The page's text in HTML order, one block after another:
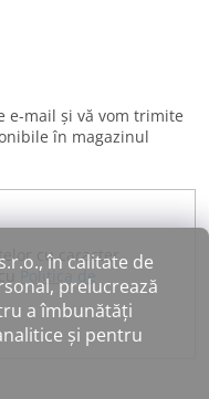
în calitate de
prelucrează
a îmbunătăți
și pentru
e-mail şi vă vom trimite
în magazinul
cu caracter
Politica de